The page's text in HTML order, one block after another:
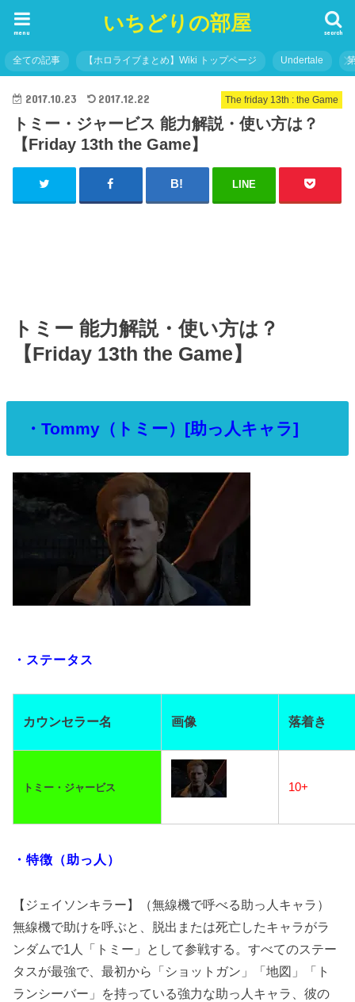
いちどりの部屋 search
menu
全ての記事 【ホロライブまとめ】Wiki トップページ Undertale
The friday 13th : the Game
2017.10.23 2017.12.22
トミー・ジャービス 能力解説・使い方は？
【Friday 13th the Game】
LINE
トミー 能力解説・使い方は？
【Friday 13th the Game】
・Tommy（トミー）[助っ人キャラ]
・ステータス
カウンセラー名 画像 落着き
トミー・ジャービス 10+
・特徴（助っ人）
【ジェイソンキラー】（無線機で呼べる助っ人キャラ）
無線機で助けを呼ぶと、脱出または死亡したキャラがラ
ンダムで1人「トミー」として参戦する。すべてのステー
タスが最強で、最初から「ショットガン」「地図」「ト
ランシーバー」を持っている強力な助っ人キャラ、彼の